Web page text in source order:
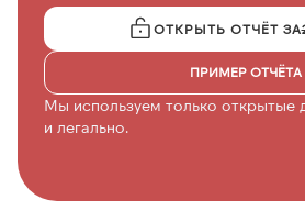
ОТКРЫТЬ ОТЧЁТ ЗА
ПРИМЕР ОТЧЁТА
Мы используем только открытые
и легально.